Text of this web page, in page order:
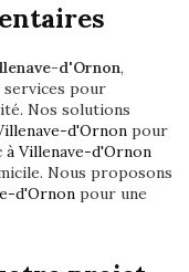
d'Ornon,
services pour
Nos solutions
d'Ornon pour
à Villenave-d'Ornon
Nous proposons
d'Ornon pour une